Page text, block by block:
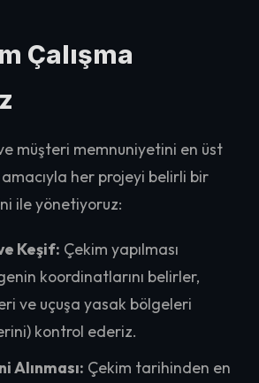
Çalışma
müşteri memnuniyetini en üst
her projeyi belirli bir
ile yönetiyoruz:
Keşif: Çekim yapılması
koordinatlarını belirler,
ve uçuşa yasak bölgeleri
kontrol ederiz.
Alınması: Çekim tarihinden en